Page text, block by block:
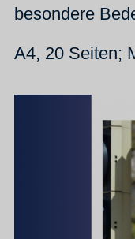
besondere
A4, 20 Seiten;